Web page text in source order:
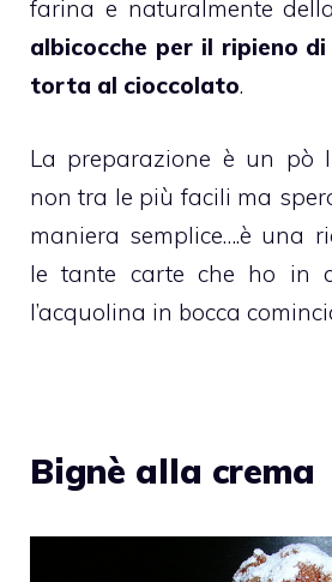
farina e naturalmente della
albicocche per il ripieno
torta al cioccolato.
La preparazione è un pò
non tra le più facili ma
maniera semplice….è una
le tante carte che ho in
l’acquolina in bocca
Bignè alla crema